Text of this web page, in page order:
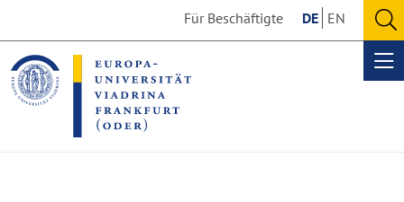
the
content
section
the
footer
section
Für Beschäftigte DE EN